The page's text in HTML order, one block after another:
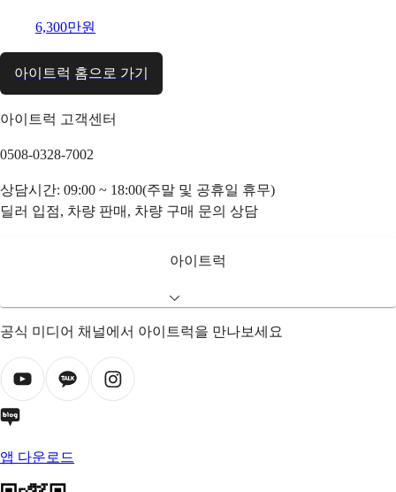
6,300만원
아이트럭 홈으로 가기
아이트럭 고객센터
0508-0328-7002
상담시간: 09:00 ~ 18:00(주말 및 공휴일 휴무)
딜러 입점, 차량 판매, 차량 구매 문의 상담
아이트럭
공식 미디어 채널에서 아이트럭을 만나보세요
앱 다운로드